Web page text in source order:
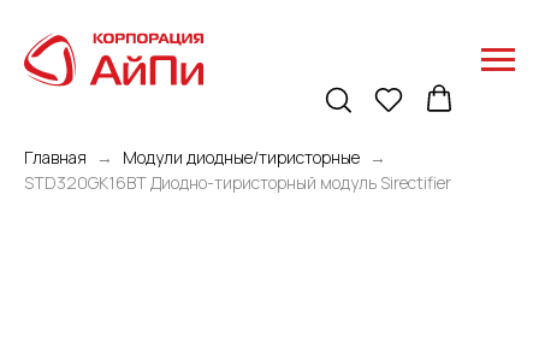
Главная
Модули диодные/тиристорные
STD320GK16BT Диодно-тиристорный модуль Sirectifier